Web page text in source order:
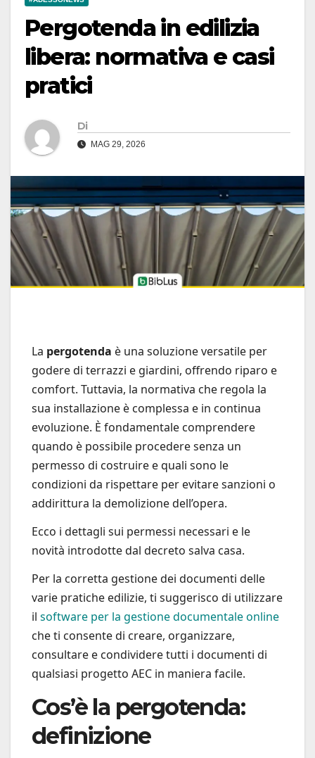
Pergotenda in edilizia
libera: normativa e casi
pratici
Di
MAG 29, 2026
La pergotenda è una soluzione versatile per
godere di terrazzi e giardini, offrendo riparo e
comfort. Tuttavia, la normativa che regola la
sua installazione è complessa e in continua
evoluzione. È fondamentale comprendere
quando è possibile procedere senza un
permesso di costruire e quali sono le
condizioni da rispettare per evitare sanzioni o
addirittura la demolizione dell’opera.
Ecco i dettagli sui permessi necessari e le
novità introdotte dal decreto salva casa.
Per la corretta gestione dei documenti delle
varie pratiche edilizie, ti suggerisco di utilizzare
il software per la gestione documentale online
che ti consente di creare, organizzare,
consultare e condividere tutti i documenti di
qualsiasi progetto AEC in maniera facile.
Cos’è la pergotenda:
definizione